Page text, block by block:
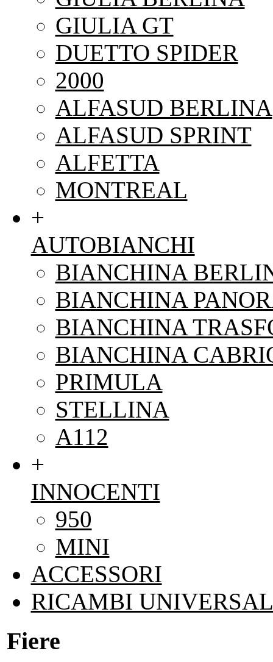
GIULIA GT
DUETTO SPIDER
2000
ALFASUD BERLINA
ALFASUD SPRINT
ALFETTA
MONTREAL
+
AUTOBIANCHI
BIANCHINA
BIANCHINA
BIANCHINA
BIANCHINA
PRIMULA
STELLINA
A112
+
INNOCENTI
950
MINI
ACCESSORI
RICAMBI
Fiere